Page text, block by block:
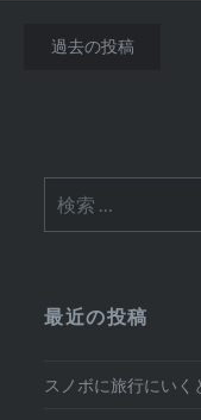
投
ビ
ョ
ン
過去の投稿
索:
最近の投稿
スノボに旅行にいく